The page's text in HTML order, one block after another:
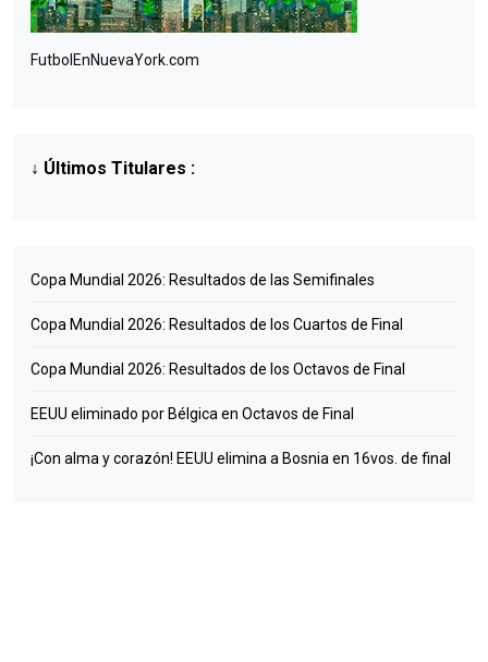
FutbolEnNuevaYork.com
↓ Últimos Titulares :
Copa Mundial 2026: Resultados de las Semifinales
Copa Mundial 2026: Resultados de los Cuartos de Final
Copa Mundial 2026: Resultados de los Octavos de Final
EEUU eliminado por Bélgica en Octavos de Final
¡Con alma y corazón! EEUU elimina a Bosnia en 16vos. de final